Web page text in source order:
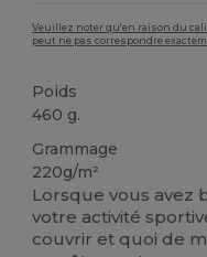
Veuillez noter qu'en raison du
peut ne pas correspondre
Poids
460 g.
Grammage
220g/m²
Lorsque vous avez
votre activité
couvrir et quoi de